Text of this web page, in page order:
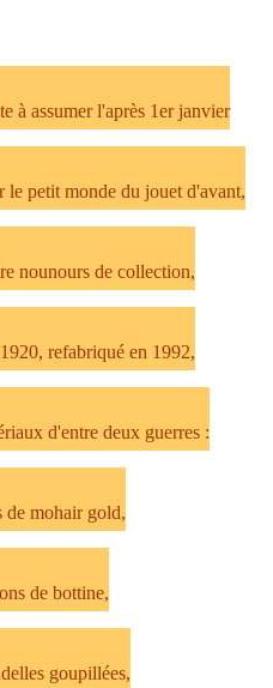
à assumer l'après 1er janvier
le petit monde du jouet d'avant,
nounours de collection,
refabriqué en 1992,
d'entre deux guerres :
de mohair gold,
de bottine,
goupillées,